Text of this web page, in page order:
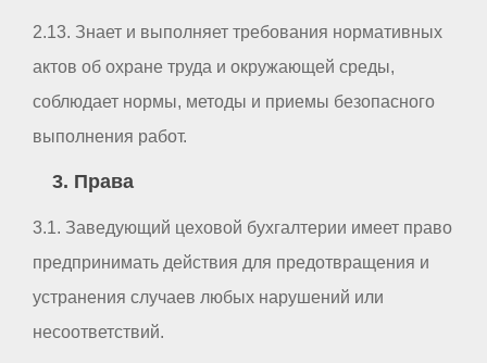
2.13. Знает и выполняет требования нормативных
актов об охране труда и окружающей среды,
соблюдает нормы, методы и приемы безопасного
выполнения работ.
3. Права
3.1. Заведующий цеховой бухгалтерии имеет право
предпринимать действия для предотвращения и
устранения случаев любых нарушений или
несоответствий.